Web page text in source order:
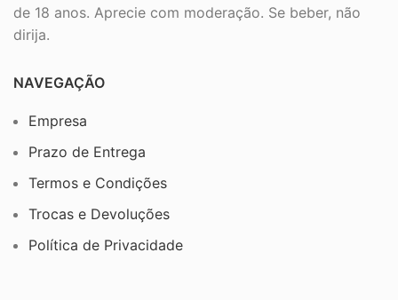
de 18 anos. Aprecie com moderação. Se beber, não
dirija.
NAVEGAÇÃO
Empresa
Prazo de Entrega
Termos e Condições
Trocas e Devoluções
Política de Privacidade